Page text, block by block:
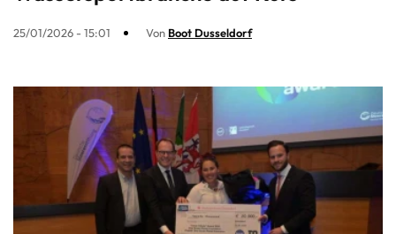
25/01/2026 - 15:01 Von Boot Dusseldorf